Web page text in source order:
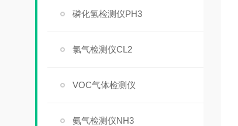
磷化氢检测仪PH3
氯气检测仪CL2
VOC气体检测仪
氨气检测仪NH3